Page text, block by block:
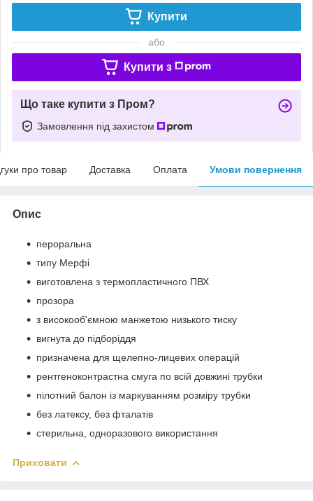
Купити
або
Купити з
Що таке купити з Пром?
Замовлення під захистом
про товар Доставка Оплата Умови повернення
Опис
пероральна
типу Мерфі
виготовлена з термопластичного ПВХ
прозора
з високооб'ємною манжетою низького тиску
вигнута до підборіддя
призначена для щелепно-лицевих операцій
рентгеноконтрастна смуга по всій довжині трубки
пілотний балон із маркуванням розміру трубки
без латексу, без фталатів
стерильна, одноразового використання
Приховати